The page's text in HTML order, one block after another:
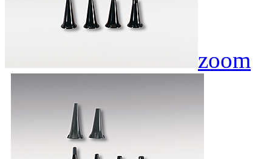
zoom